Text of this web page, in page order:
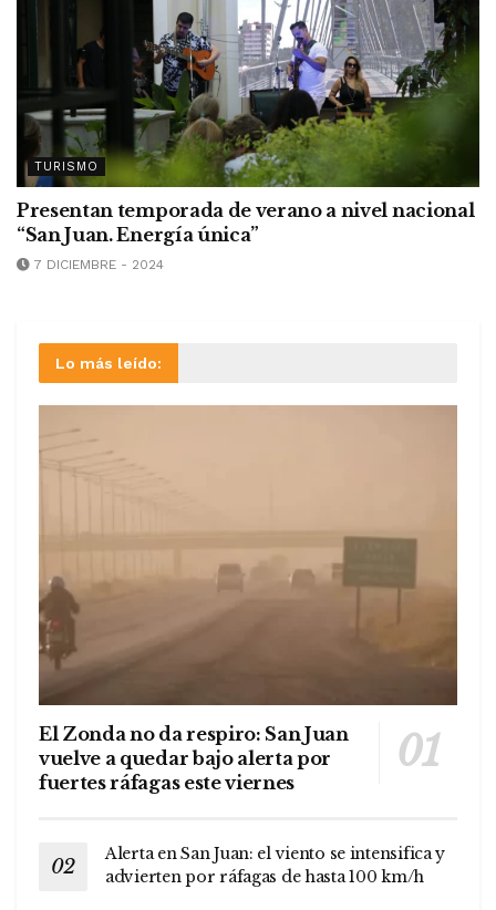
TURISMO
Presentan temporada de verano a nivel nacional
“San Juan. Energía única”
7 DICIEMBRE - 2024
Lo más leído:
El Zonda no da respiro: San Juan
vuelve a quedar bajo alerta por
fuertes ráfagas este viernes
Alerta en San Juan: el viento se intensifica y
advierten por ráfagas de hasta 100 km/h